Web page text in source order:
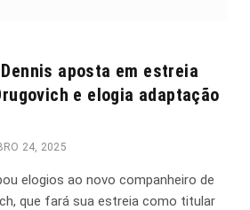
aposta em estreia
e elogia adaptação
24, 2025
elogios ao novo companheiro de
que fará sua estreia como titular